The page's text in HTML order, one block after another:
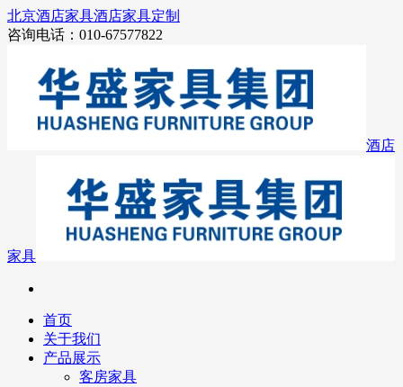
北京酒店家具酒店家具定制
咨询电话：010-67577822
酒店
家具
首页
关于我们
产品展示
客房家具